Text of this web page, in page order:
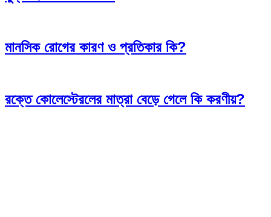
মানসিক রোগের কারণ ও প্রতিকার কি?
রক্তে কোলেস্টেরলের মাত্রা বেড়ে গেলে কি করণীয়?